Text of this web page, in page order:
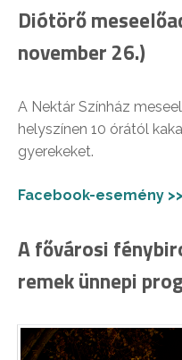
Diótörő
november 26.)
A Nektár Színház
helyszínen 10 órától
gyerekeket.
Facebook-esemény >>
A fővárosi
remek ünnepi